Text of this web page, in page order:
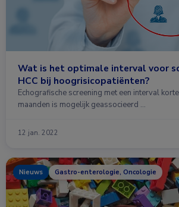
Wat is het optimale interval voor
HCC bij hoogrisicopatiënten?
Echografische screening met een interval
maanden is mogelijk geassocieerd …
12 jan. 2022
Nieuws Gastro-enterologie, Oncologie